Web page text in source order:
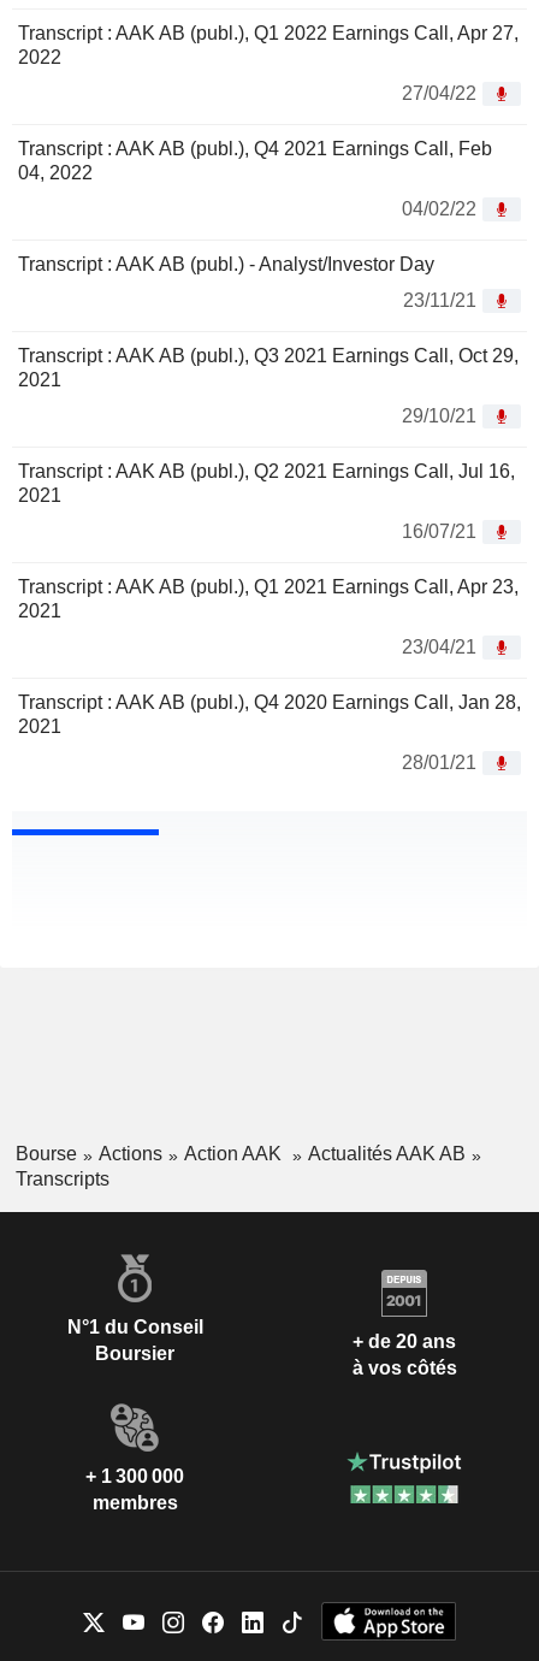
Transcript : AAK AB (publ.), Q1 2022 Earnings Call, Apr 27,
2022
27/04/22
Transcript : AAK AB (publ.), Q4 2021 Earnings Call, Feb
04, 2022
04/02/22
Transcript : AAK AB (publ.) - Analyst/Investor Day
23/11/21
Transcript : AAK AB (publ.), Q3 2021 Earnings Call, Oct 29,
2021
29/10/21
Transcript : AAK AB (publ.), Q2 2021 Earnings Call, Jul 16,
2021
16/07/21
Transcript : AAK AB (publ.), Q1 2021 Earnings Call, Apr 23,
2021
23/04/21
Transcript : AAK AB (publ.), Q4 2020 Earnings Call, Jan 28,
2021
28/01/21
Bourse Actions Action AAK
Actualités AAK AB
Transcripts
N°1 du Conseil
Boursier
+ de 20 ans
à vos côtés
+ 1 300 000
membres